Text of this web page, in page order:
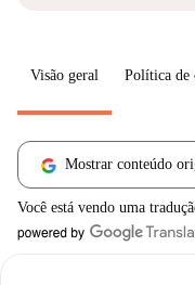
Visão geral Política de
Mostrar conteúdo
Você está vendo uma